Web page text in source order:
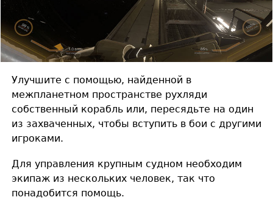
Улучшите с помощью, найденной в
межпланетном пространстве рухляди
собственный корабль или, пересядьте на один
из захваченных, чтобы вступить в бои с другими
игроками.
Для управления крупным судном необходим
экипаж из нескольких человек, так что
понадобится помощь.